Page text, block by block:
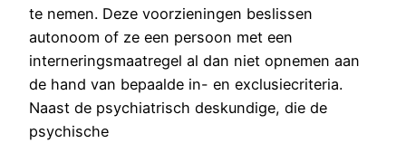
te nemen. Deze voorzieningen beslissen
autonoom of ze een persoon met een
interneringsmaatregel al dan niet opnemen aan
de hand van bepaalde in- en exclusiecriteria.
Naast de psychiatrisch deskundige, die de
psychische